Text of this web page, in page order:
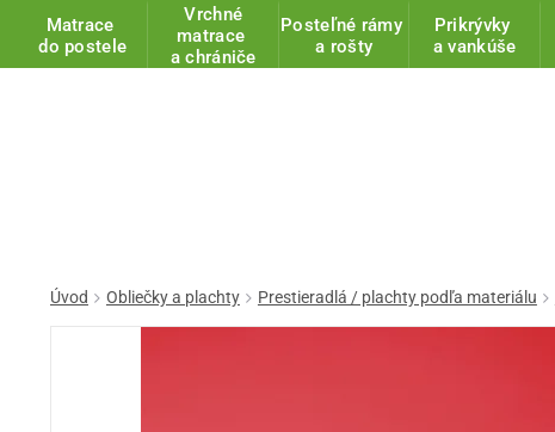
Matrace
do postele
Vrchné
matrace
a chrániče
Posteľné rámy
a rošty
Prikrývky
a vankúše
Úvod Obliečky a plachty Prestieradlá / plachty podľa materiálu